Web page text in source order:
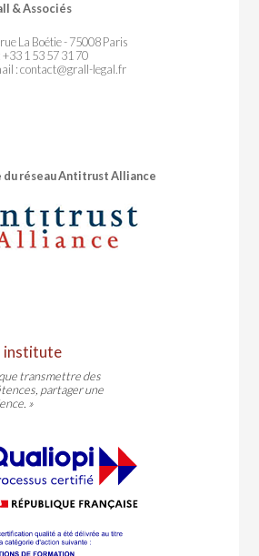
& Associés
La Boétie - 75008 Paris
+33 1 53 57 31 70
:contact@grall-legal.fr
du réseau Antitrust Alliance
institute
transmettre des
partager une
»